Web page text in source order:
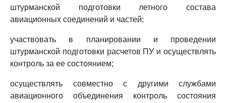
штурманской подготовки летного состава
авиационных соединений и частей;
участвовать в планировании и проведении
штурманской подготовки расчетов ПУ и осуществлять
контроль за ее состоянием;
осуществлять совместно с другими службами
авиационного объединения контроль состояния